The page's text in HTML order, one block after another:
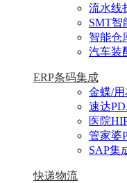
流水线
SMT智
智能仓
汽车装
ERP条码集成
金蝶/
速达
医院
管家婆
SAP集
快递物流